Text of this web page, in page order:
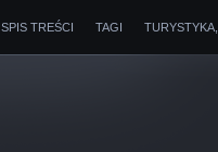
SPIS TREŚCI TAGI